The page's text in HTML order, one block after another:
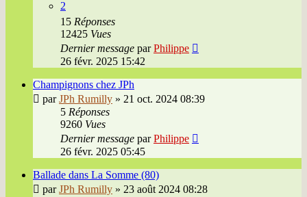
2
15 Réponses
12425 Vues
Dernier message parPhilippe
26 févr. 2025 15:42
Champignons chez JPh
parJPh Rumilly » 21 oct. 2024 08:39
5 Réponses
9260 Vues
Dernier message parPhilippe
26 févr. 2025 05:45
Ballade dans La Somme (80)
parJPh Rumilly » 23 août 2024 08:28